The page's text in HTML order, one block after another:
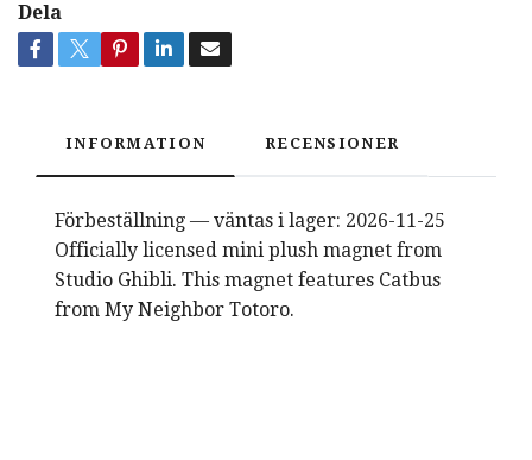
Dela
INFORMATION RECENSIONER
Förbeställning — väntas i lager: 2026-11-25
Officially licensed mini plush magnet from
Studio Ghibli. This magnet features Catbus
from My Neighbor Totoro.